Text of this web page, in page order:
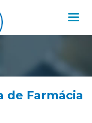
de Farmácia